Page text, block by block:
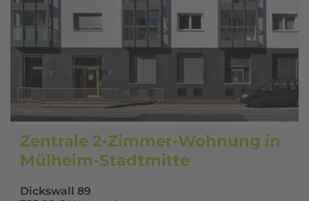
Zentrale 2-Zimmer-Wohnung in
Mülheim-Stadtmitte
Dickswall 89